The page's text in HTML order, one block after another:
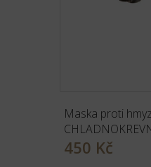
Maska proti
450 Kč